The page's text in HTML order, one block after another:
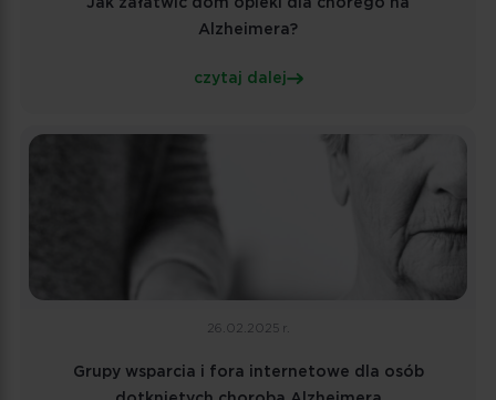
Jak załatwić dom opieki dla chorego na
Alzheimera?
czytaj dalej
26.02.2025 r.
Grupy wsparcia i fora internetowe dla osób